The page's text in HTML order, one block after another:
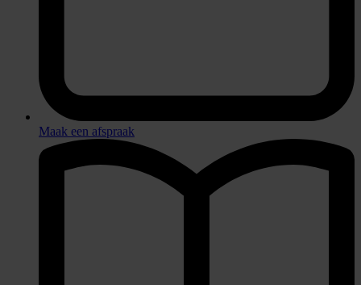
Maak een afspraak